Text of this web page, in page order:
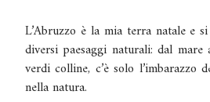
L’Abruzzo è la mia terra natale e
diversi paesaggi naturali: dal mare
verdi colline, c’è solo l’imbarazzo
nella natura.